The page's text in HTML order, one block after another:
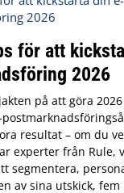
för att
2026
på att göra
resultat – om du
experter från Rule,
segmentera,
av sina utskick,